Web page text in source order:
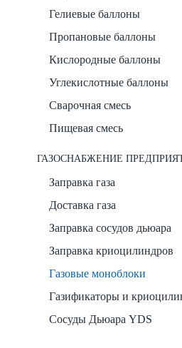
Гелиевые баллоны
Пропановые баллоны
Кислородные баллоны
Углекислотные баллоны
Сварочная смесь
Пищевая смесь
ГАЗОСНАБЖЕНИЕ
Заправка газа
Доставка газа
Заправка сосудов дьюара
Заправка криоцилиндров
Газовые моноблоки
Газификаторы и
Сосуды Дьюара YDS